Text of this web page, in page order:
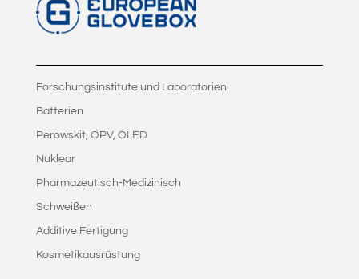
Forschungsinstitute und Laboratorien
Batterien
Perowskit, OPV, OLED
Nuklear
Pharmazeutisch-Medizinisch
Schweißen
Additive Fertigung
Kosmetikausrüstung